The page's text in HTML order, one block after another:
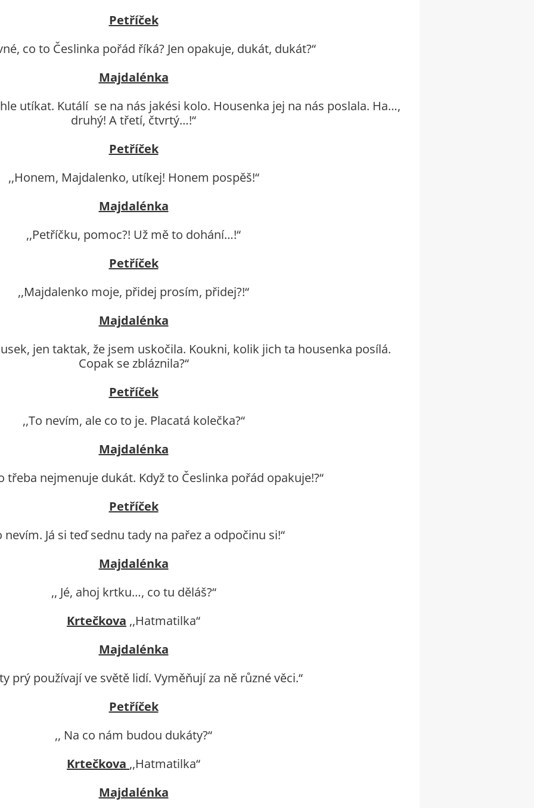
Petříček
co to Česlinka pořád říká? Jen opakuje, dukát, dukát?“
Majdalénka
utíkat. Kutálí se na nás jakési kolo. Housenka jej na nás poslala. Ha…,
druhý! A třetí, čtvrtý…!“
Petříček
,,Honem, Majdalenko, utíkej! Honem pospěš!“
Majdalénka
,,Petříčku, pomoc?! Už mě to dohání…!“
Petříček
,,Majdalenko moje, přidej prosím, přidej?!“
Majdalénka
jen taktak, že jsem uskočila. Koukni, kolik jich ta housenka posílá.
Copak se zbláznila?“
Petříček
,,To nevím, ale co to je. Placatá kolečka?“
Majdalénka
třeba nejmenuje dukát. Když to Česlinka pořád opakuje!?“
Petříček
nevím. Já si teď sednu tady na pařez a odpočinu si!“
Majdalénka
,, Jé, ahoj krtku…, co tu děláš?“
Krtečkova ,,Hatmatilka“
Majdalénka
prý používají ve světě lidí. Vyměňují za ně různé věci.“
Petříček
,, Na co nám budou dukáty?“
Krtečkova ,,Hatmatilka“
Majdalénka